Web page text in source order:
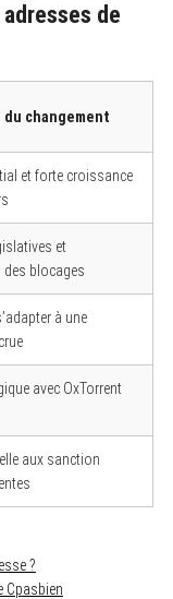
de
du changement
et forte croissance
et
blocages
à une
avec OxTorrent
aux sanction
?
Cpasbien